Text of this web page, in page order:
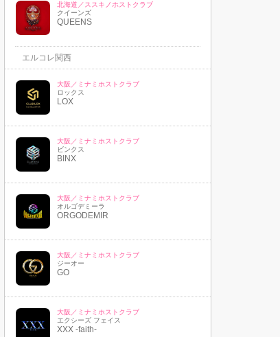
北海道／ススキノホストクラブ
クイーンズ
QUEENS
エルコレ関西
大阪／ミナミホストクラブ
ロックス
LOX
大阪／ミナミホストクラブ
ビンクス
BINX
大阪／ミナミホストクラブ
オルゴデミーラ
ORGODEMIR
大阪／ミナミホストクラブ
ジーオー
GO
大阪／ミナミホストクラブ
エクシーズ フェイス
XXX -faith-